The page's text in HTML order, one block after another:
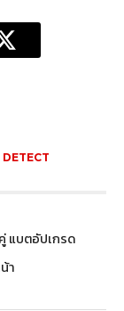
DETECT
แบตอัปเกรด
า